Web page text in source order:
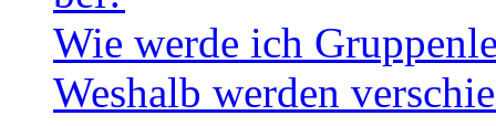
Wie werde ich
Weshalb werden